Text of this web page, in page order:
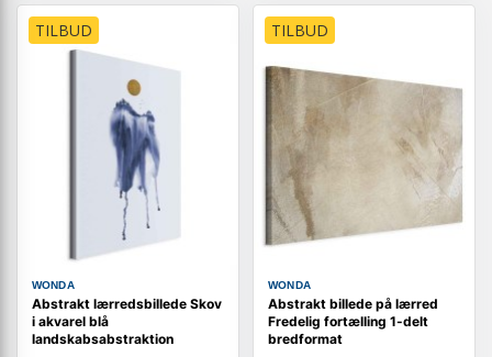
TILBUD
WONDA
Abstrakt lærredsbillede Skov
i akvarel blå
landskabsabstraktion
TILBUD
WONDA
Abstrakt billede på lærred
Fredelig fortælling 1-delt
bredformat